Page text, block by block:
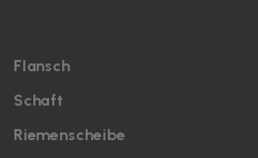
Flansch
Schaft
Riemenscheibe